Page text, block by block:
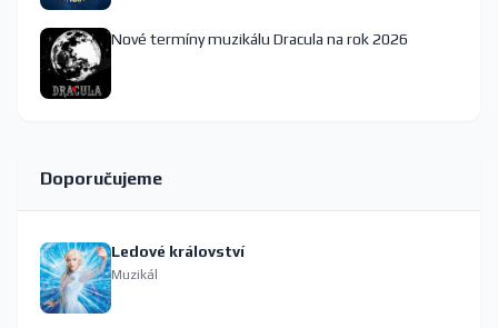
Nové termíny muzikálu Dracula na rok 2026
Doporučujeme
Ledové království
Muzikál